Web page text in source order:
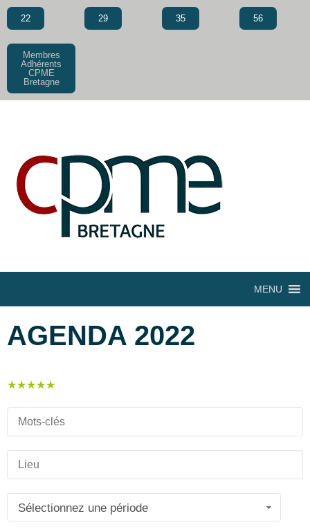
22 29 35 56
Membres
Adhérents
CPME
Bretagne
MENU
AGENDA 2022
★★★★★
Sélectionnez une période